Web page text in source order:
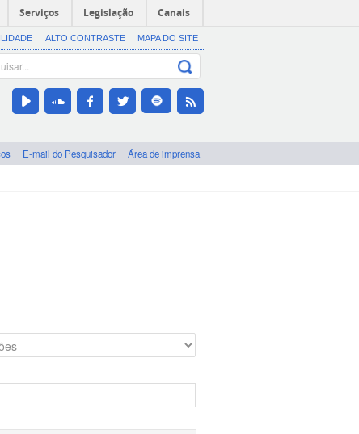
Serviços Legislação Canais
ALTO CONTRASTE MAPA DO SITE
E-mail do Pesquisador Área de imprensa